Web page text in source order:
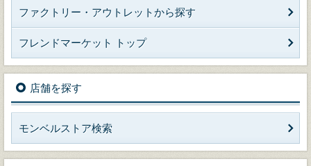
ファクトリー・アウトレットから探す
フレンドマーケット トップ
店舗を探す
モンベルストア検索